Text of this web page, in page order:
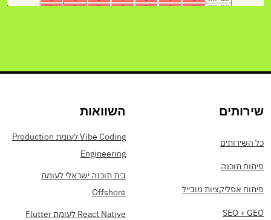
שירותים
כל השירותים
פיתוח תוכנה
פיתוח אפליקציות מובייל
SEO + GEO
השוואות
Vibe Coding לעומת Production
Engineering
בית תוכנה ישראלי לעומת
Offshore
React Native לעומת Flutter